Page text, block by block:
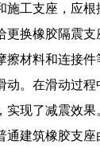
工支座，应
换橡胶隔震
材料和连接
。在滑动过
现了减震效果
建筑橡胶支